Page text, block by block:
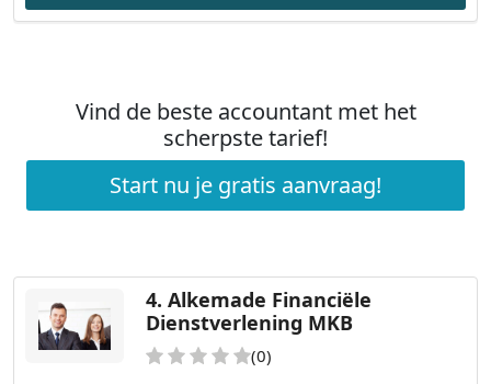
Vind de beste accountant met het
scherpste tarief!
Start nu je gratis aanvraag!
4. Alkemade Financiële
Dienstverlening MKB
(0)